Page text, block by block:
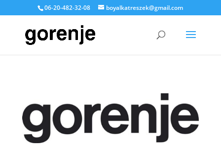
06-20-482-32-08 boyalkatreszek@gmail.com